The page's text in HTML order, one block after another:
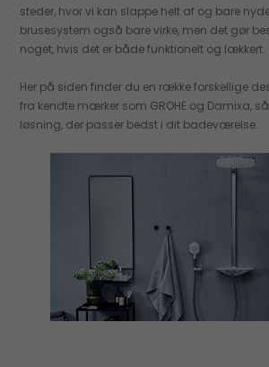
steder, hvor vi kan slappe helt af og bare
brusesystem også bare virke, men det gør
noget, hvis det er både funktionelt og lækkert.
Her på siden finder du en række forskellige
fra kendte mærker som GROHE og Damixa,
løsning, der passer bedst i dit badeværelse.